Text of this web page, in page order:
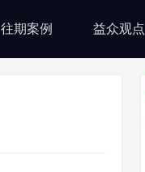
往期案例 益众观点